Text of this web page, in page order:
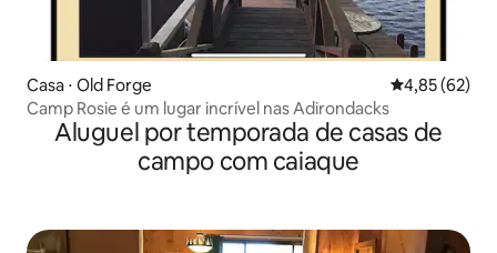
Casa ⋅ Old Forge 4,85 de uma
4,85 (62)
Camp Rosie é um lugar incrível nas Adirondacks
Aluguel por temporada de casas de
campo com caiaque